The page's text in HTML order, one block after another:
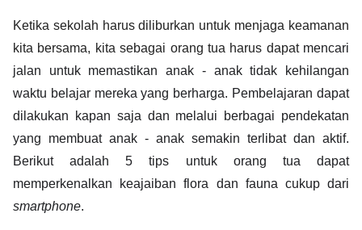
Ketika sekolah harus diliburkan untuk menjaga keamanan
kita bersama, kita sebagai orang tua harus dapat mencari
jalan untuk memastikan anak - anak tidak kehilangan
waktu belajar mereka yang berharga. Pembelajaran dapat
dilakukan kapan saja dan melalui berbagai pendekatan
yang membuat anak - anak semakin terlibat dan aktif.
Berikut adalah 5 tips untuk orang tua dapat
smartphone.